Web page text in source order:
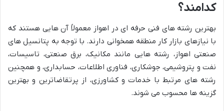
کدامند؟
بهترین رشته های فنی حرفه ای در اهواز معمولاً آن هایی هستند که
با نیازهای بازار کار منطقه همخوانی دارند. با توجه به پتانسیل های
صنعتی اهواز، رشته هایی مانند مکانیک، برق صنعتی، تاسیسات،
نفت و پتروشیمی، جوشکاری، فناوری اطلاعات، حسابداری، و همچنین
رشته های مرتبط با خدمات و کشاورزی، از پرتقاضاترین و بهترین
گزینه ها محسوب می شوند.